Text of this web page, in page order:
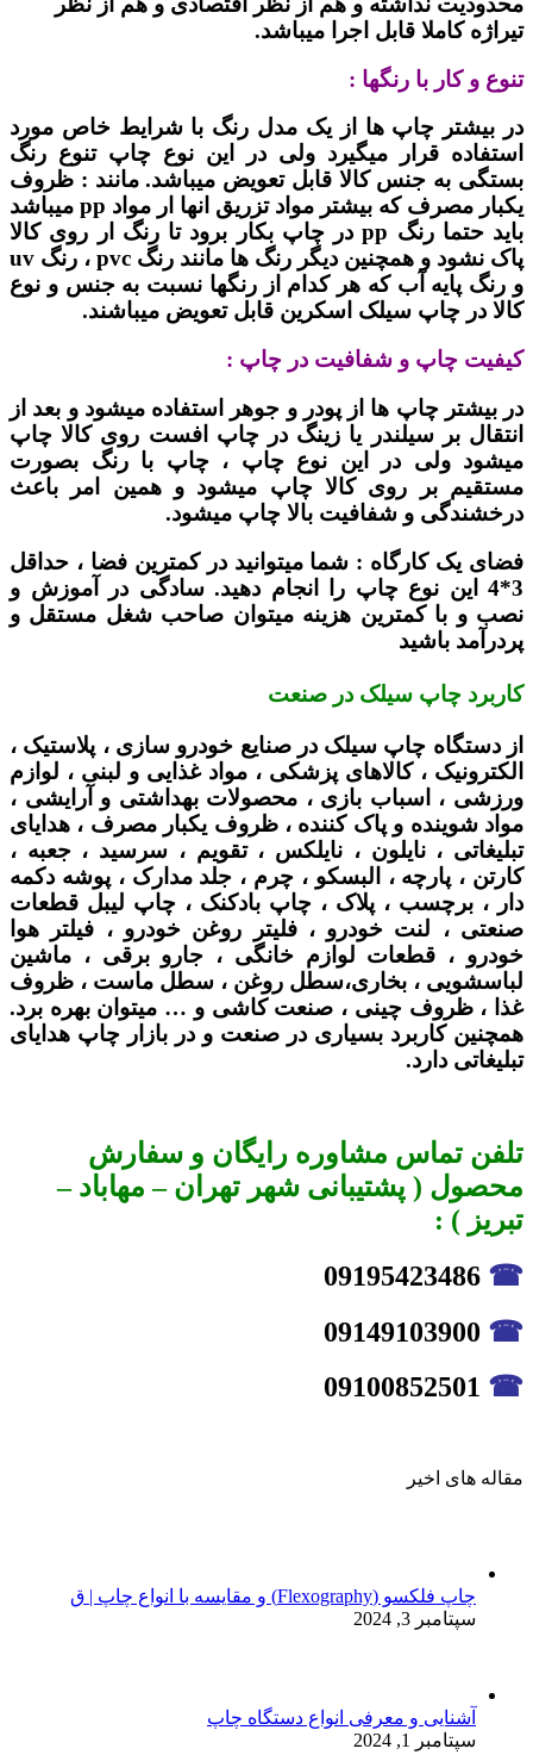
تیراژه کاملا قابل اجرا میباشد.
تنوع و کار با رنگها :
در بیشتر چاپ ها از یک مدل رنگ با شرایط خاص مورد
استفاده قرار میگیرد ولی در این نوع چاپ تنوع رنگ
بستگی به جنس کالا قابل تعویض میباشد. مانند : ظروف
یکبار مصرف که بیشتر مواد تزریق انها ار مواد pp میباشد
باید حتما رنگ pp در چاپ بکار برود تا رنگ ار روی کالا
پاک نشود و همچنین دیگر رنگ ها مانند رنگ pvc ، رنگ uv
و رنگ پایه آب که هر کدام از رنگها نسبت به جنس و نوع
کالا در چاپ سیلک اسکرین قابل تعویض میباشند.
کیفیت چاپ و شفافیت در چاپ :
در بیشتر چاپ ها از پودر و جوهر استفاده میشود و بعد از
انتقال بر سیلندر یا زینگ در چاپ افست روی کالا چاپ
میشود ولی در این نوع چاپ ، چاپ با رنگ بصورت
مستقیم بر روی کالا چاپ میشود و همین امر باعث
درخشندگی و شفافیت بالا چاپ میشود.
فضای یک کارگاه : شما میتوانید در کمترین فضا ، حداقل
3*4 این نوع چاپ را انجام دهید. سادگی در آموزش و
نصب و با کمترین هزینه میتوان صاحب شغل مستقل و
پردرآمد باشید
کاربرد چاپ سیلک در صنعت
از دستگاه چاپ سیلک در صنایع خودرو سازی ، پلاستیک ،
الکترونیک ، کالاهای پزشکی ، مواد غذایی و لبنی ، لوازم
ورزشی ، اسباب بازی ، محصولات بهداشتی و آرایشی ،
مواد شوینده و پاک کننده ، ظروف یکبار مصرف ، هدایای
تبلیغاتی ، نایلون ، نایلکس ، تقویم ، سرسید ، جعبه ،
کارتن ، پارچه ، البسکو ، چرم ، جلد مدارک ، پوشه دکمه
دار ، برچسب ، پلاک ، چاپ بادکنک ، چاپ لیبل قطعات
صنعتی ، لنت خودرو ، فلیتر روغن خودرو ، فیلتر هوا
خودرو ، قطعات لوازم خانگی ، جارو برقی ، ماشین
لباسشویی ، بخاری،سطل روغن ، سطل ماست ، ظروف
غذا ، ظروف چینی ، صنعت کاشی و … میتوان بهره برد.
همچنین کاربرد بسیاری در صنعت و در بازار چاپ هدایای
تبلیغاتی دارد.
تلفن تماس مشاوره رایگان و سفارش
محصول ( پشتیبانی شهر تهران – مهاباد –
تبریز ) :
☎
☎
☎
مقاله های اخیر
چاپ فلکسو (Flexography) و مقایسه با انواع چاپ | ق
سپتامبر 3, 2024
آشنایی و معرفی انواع دستگاه چاپ
سپتامبر 1, 2024